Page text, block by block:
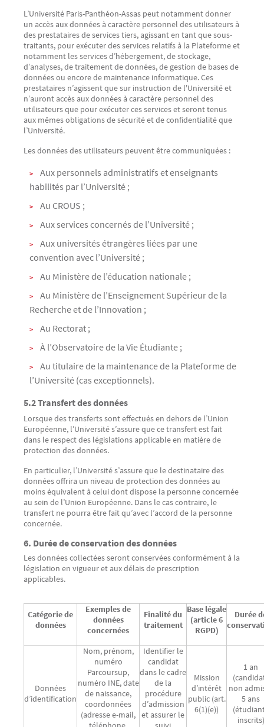
L’Université Paris-Panthéon-Assas peut notamment donner
un accès aux données à caractère personnel des utilisateurs à
des prestataires de services tiers, agissant en tant que sous-
traitants, pour exécuter des services relatifs à la Plateforme et
notamment les services d’hébergement, de stockage,
d’analyses, de traitement de données, de gestion de bases de
données ou encore de maintenance informatique. Ces
prestataires n’agissent que sur instruction de l'Université et
n’auront accès aux données à caractère personnel des
utilisateurs que pour exécuter ces services et seront tenus
aux mêmes obligations de sécurité et de confidentialité que
l’Université.
Les données des utilisateurs peuvent être communiquées :
Aux personnels administratifs et enseignants
habilités par l’Université ;
Au CROUS ;
Aux services concernés de l’Université ;
Aux universités étrangères liées par une
convention avec l’Université ;
Au Ministère de l’éducation nationale ;
Au Ministère de l’Enseignement Supérieur de la
Recherche et de l’Innovation ;
Au Rectorat ;
À l’Observatoire de la Vie Étudiante ;
Au titulaire de la maintenance de la Plateforme de
l’Université (cas exceptionnels).
5.2 Transfert des données
Lorsque des transferts sont effectués en dehors de l’Union
Européenne, l’Université s’assure que ce transfert est fait
dans le respect des législations applicable en matière de
protection des données.
En particulier, l’Université s’assure que le destinataire des
données offrira un niveau de protection des données au
moins équivalent à celui dont dispose la personne concernée
au sein de l’Union Européenne. Dans le cas contraire, le
transfert ne pourra être fait qu’avec l’accord de la personne
concernée.
6. Durée de conservation des données
Les données collectées seront conservées conformément à la
législation en vigueur et aux délais de prescription
applicables.
Catégorie de
données
Exemples de
données
concernées
Finalité du
traitement
Base légale
(article 6
RGPD)
Durée
Données
d’identification
Nom, prénom,
numéro
Parcoursup,
numéro INE, date
de naissance,
coordonnées
(adresse e-mail,
Identifier le
candidat
dans le cadre
de la
procédure
d’admission
et assurer le
Mission
d’intérêt
public (art.
6(1)(e))
1 an
non
5 ans
inscrits)